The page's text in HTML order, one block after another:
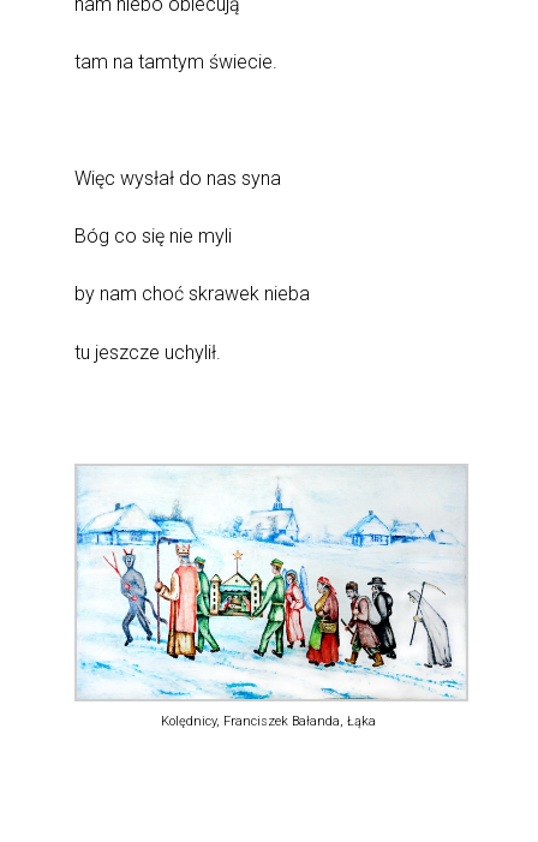
tam na tamtym świecie.
Więc wysłał do nas syna
Bóg co się nie myli
by nam choć skrawek nieba
tu jeszcze uchylił.
Kolędnicy, Franciszek Bałanda, Łąka